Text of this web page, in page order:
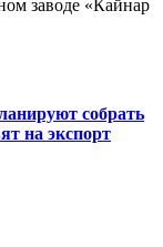
заводе «Кайнар
собрать
на экспорт